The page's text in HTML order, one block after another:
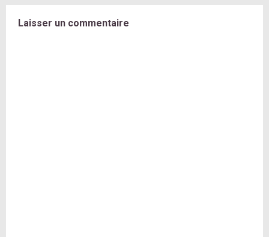
Laisser un commentaire